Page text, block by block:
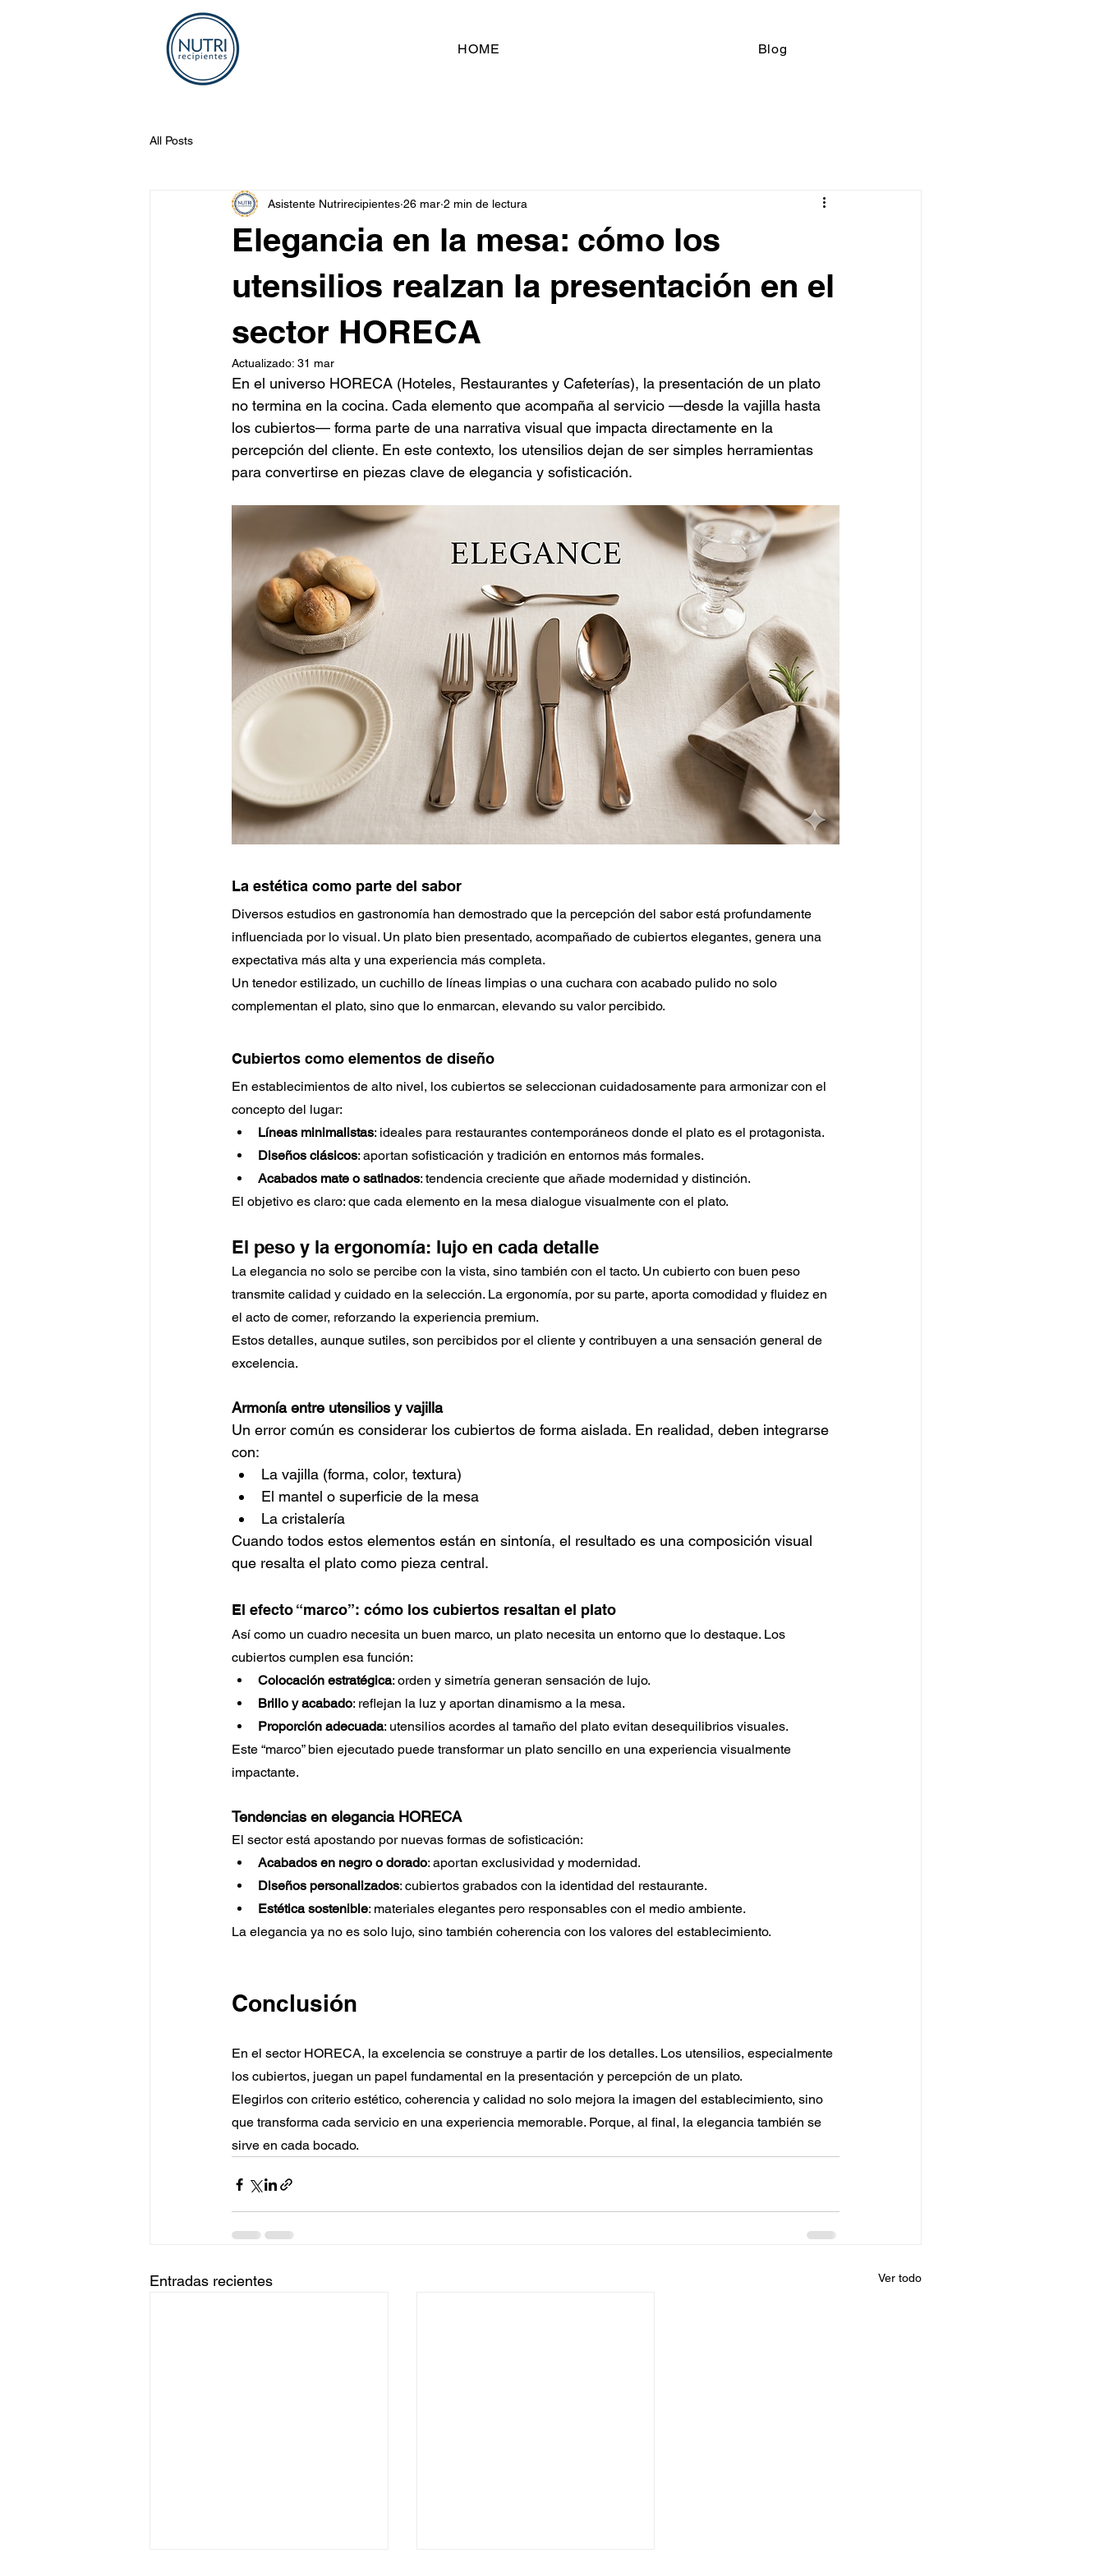
HOME Blog
All Posts
Elegancia en la mesa: cómo los
utensilios realzan la presentación en el
sector HORECA
Asistente Nutrirecipientes 26 mar 2 min de lectura
Actualizado: 31 mar
En el universo HORECA (Hoteles, Restaurantes y Cafeterías), la presentación de un plato
no termina en la cocina. Cada elemento que acompaña al servicio —desde la vajilla hasta
los cubiertos— forma parte de una narrativa visual que impacta directamente en la
percepción del cliente. En este contexto, los utensilios dejan de ser simples herramientas
para convertirse en piezas clave de elegancia y sofisticación.
La estética como parte del sabor
Diversos estudios en gastronomía han demostrado que la percepción del sabor está profundamente
influenciada por lo visual. Un plato bien presentado, acompañado de cubiertos elegantes, genera una
expectativa más alta y una experiencia más completa.
Un tenedor estilizado, un cuchillo de líneas limpias o una cuchara con acabado pulido no solo
complementan el plato, sino que lo enmarcan, elevando su valor percibido.
Cubiertos como elementos de diseño
En establecimientos de alto nivel, los cubiertos se seleccionan cuidadosamente para armonizar con el
concepto del lugar:
Líneas minimalistas: ideales para restaurantes contemporáneos donde el plato es el protagonista.
Diseños clásicos: aportan sofisticación y tradición en entornos más formales.
Acabados mate o satinados: tendencia creciente que añade modernidad y distinción.
El objetivo es claro: que cada elemento en la mesa dialogue visualmente con el plato.
El peso y la ergonomía: lujo en cada detalle
La elegancia no solo se percibe con la vista, sino también con el tacto. Un cubierto con buen peso
transmite calidad y cuidado en la selección. La ergonomía, por su parte, aporta comodidad y fluidez en
el acto de comer, reforzando la experiencia premium.
Estos detalles, aunque sutiles, son percibidos por el cliente y contribuyen a una sensación general de
excelencia.
Armonía entre utensilios y vajilla
Un error común es considerar los cubiertos de forma aislada. En realidad, deben integrarse
con:
La vajilla (forma, color, textura)
El mantel o superficie de la mesa
La cristalería
Cuando todos estos elementos están en sintonía, el resultado es una composición visual
que resalta el plato como pieza central.
El efecto “marco”: cómo los cubiertos resaltan el plato
Así como un cuadro necesita un buen marco, un plato necesita un entorno que lo destaque. Los
cubiertos cumplen esa función:
Colocación estratégica: orden y simetría generan sensación de lujo.
Brillo y acabado: reflejan la luz y aportan dinamismo a la mesa.
Proporción adecuada: utensilios acordes al tamaño del plato evitan desequilibrios visuales.
Este “marco” bien ejecutado puede transformar un plato sencillo en una experiencia visualmente
impactante.
Tendencias en elegancia HORECA
El sector está apostando por nuevas formas de sofisticación:
Acabados en negro o dorado: aportan exclusividad y modernidad.
Diseños personalizados: cubiertos grabados con la identidad del restaurante.
Estética sostenible: materiales elegantes pero responsables con el medio ambiente.
La elegancia ya no es solo lujo, sino también coherencia con los valores del establecimiento.
Conclusión
En el sector HORECA, la excelencia se construye a partir de los detalles. Los utensilios, especialmente
los cubiertos, juegan un papel fundamental en la presentación y percepción de un plato.
Elegirlos con criterio estético, coherencia y calidad no solo mejora la imagen del establecimiento, sino
que transforma cada servicio en una experiencia memorable. Porque, al final, la elegancia también se
sirve en cada bocado.
Entradas recientes Ver todo